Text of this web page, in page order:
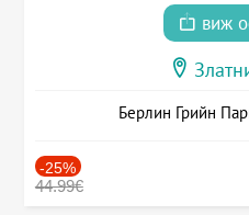
виж
Берлин Грийн
-25%
44.99€